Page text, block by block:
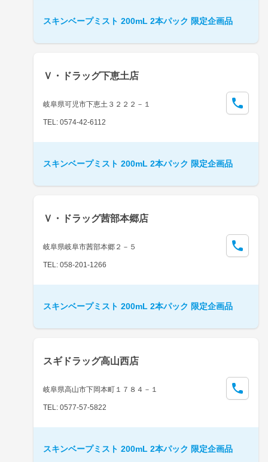
スキンベープミスト 200mL 2本パック 限定企画品
Ｖ・ドラッグ下恵土店
岐阜県可児市下恵土３２２２－１
TEL: 0574-42-6112
スキンベープミスト 200mL 2本パック 限定企画品
Ｖ・ドラッグ茜部本郷店
岐阜県岐阜市茜部本郷２－５
TEL: 058-201-1266
スキンベープミスト 200mL 2本パック 限定企画品
スギドラッグ高山西店
岐阜県高山市下岡本町１７８４－１
TEL: 0577-57-5822
スキンベープミスト 200mL 2本パック 限定企画品